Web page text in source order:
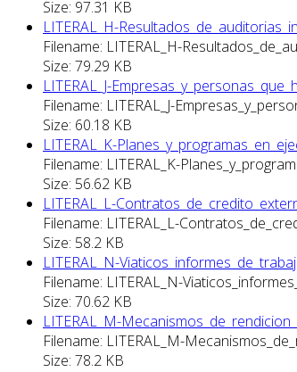
Size: 97.31 KB
LITERAL_H-
Filename: LITERAL_H-
Size: 79.29 KB
LITERAL_J-
Filename: LITERAL_J-
Size: 60.18 KB
LITERAL_K-
Filename: LITERAL_K-
Size: 56.62 KB
LITERAL_L-
Filename: LITERAL_L-
Size: 58.2 KB
LITERAL_N-
Filename: LITERAL_N-
Size: 70.62 KB
LITERAL_M-
Filename: LITERAL_M-
Size: 78.2 KB